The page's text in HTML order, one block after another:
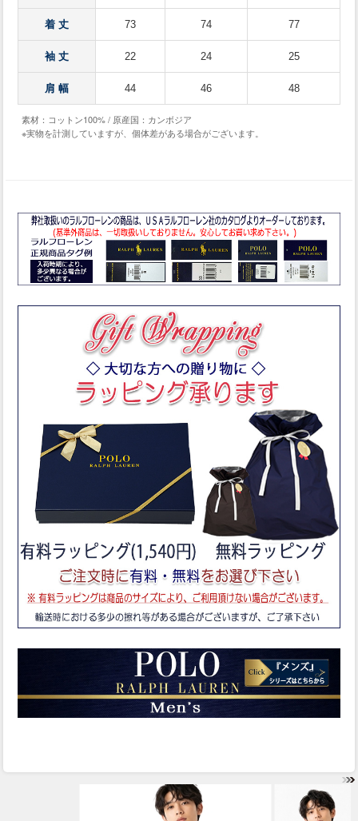
着 丈 73 74 77
袖 丈 22 24 25
肩 幅 44 46 48
素材：コットン100% / 原産国：カンボジア
※実物を計測していますが、個体差がある場合がございます。